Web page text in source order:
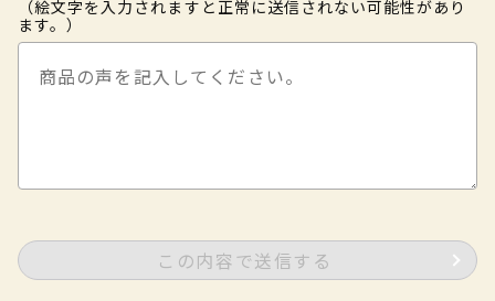
（絵文字を入力されますと正常に送信されない可能性があり
ます。）
この内容で送信する